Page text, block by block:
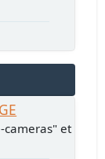
cameras" et